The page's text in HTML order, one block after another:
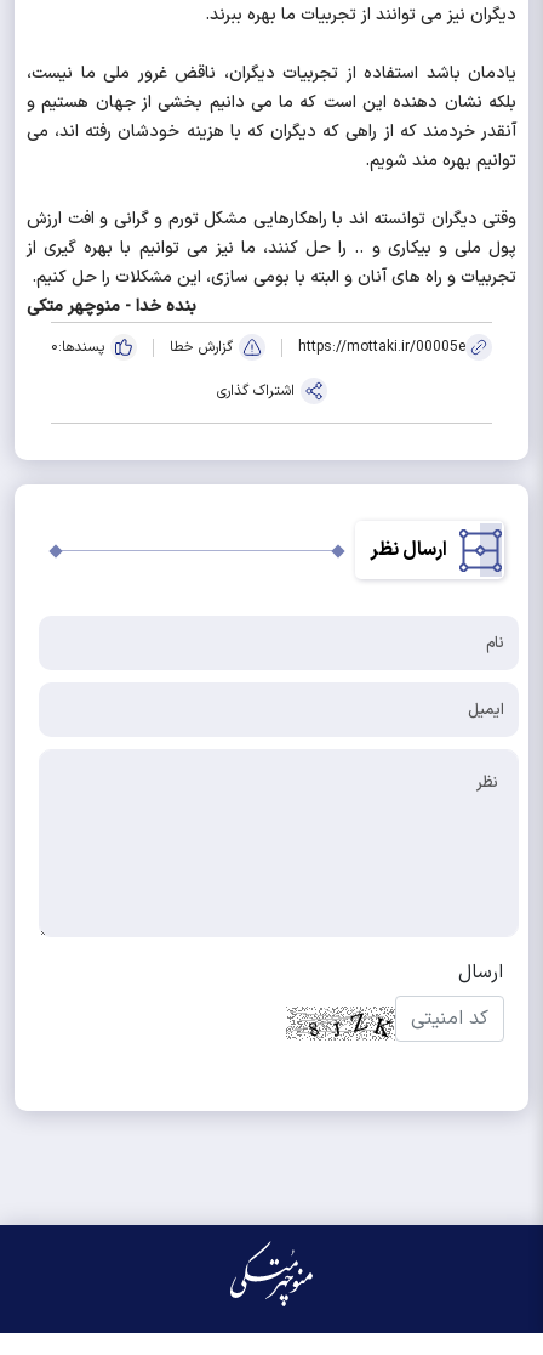
دیگران نیز می توانند از تجربیات ما بهره ببرند.
یادمان باشد استفاده از تجربیات دیگران، ناقض غرور ملی ما نیست،
بلکه نشان دهنده این است که ما می دانیم بخشی از جهان هستیم و
آنقدر خردمند که از راهی که دیگران که با هزینه خودشان رفته اند، می
توانیم بهره مند شویم.
وقتی دیگران توانسته اند با راهکارهایی مشکل تورم و گرانی و افت ارزش
پول ملی و بیکاری و .. را حل کنند، ما نیز می توانیم با بهره گیری از
تجربیات و راه های آنان و البته با بومی سازی، این مشکلات را حل کنیم.
بنده خدا - منوچهر متکی
https://mottaki.ir/00005e گزارش خطا پسندها:0
اشتراک گذاری
ارسال نظر